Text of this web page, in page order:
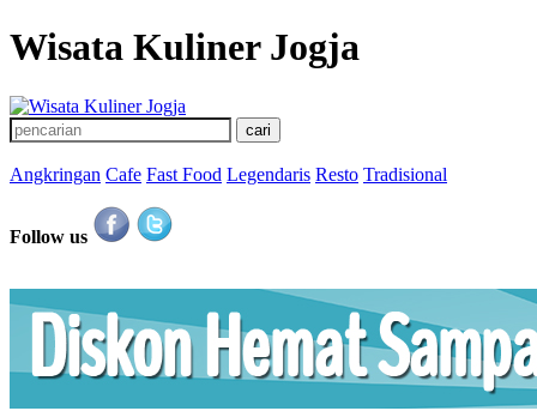
Wisata Kuliner Jogja
Angkringan Cafe Fast Food Legendaris Resto Tradisional
Follow us